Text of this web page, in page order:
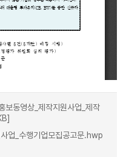
보동영상_제작지원사업_제작
업_수행기업모집공고문.hwp